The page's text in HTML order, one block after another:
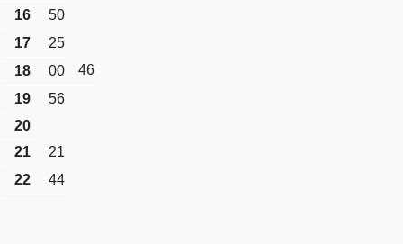
16
50
17
25
18
00
46
19
56
20
21
21
22
44